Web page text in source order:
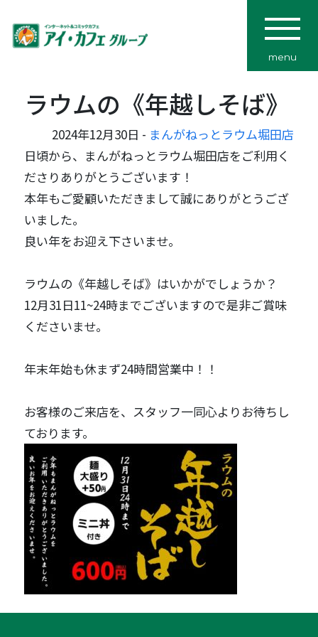
menu
ラウムの《年越しそば》
2024年12月30日 - まんがねっとラウム堀田店
日頃から、まんがねっとラウム堀田店をご利用く
ださりありがとうございます！
本年もご愛顧いただきまして誠にありがとうござ
いました。
良い年をお迎え下さいませ。
ラウムの《年越しそば》はいかがでしょうか？
12月31日11~24時までございますので是非ご賞味
くださいませ。
年末年始も休まず24時間営業中！！
お客様のご来店を、スタッフ一同心よりお待ちし
ております。